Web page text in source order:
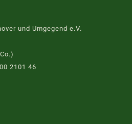
und Umgegend e.V.
2101 46